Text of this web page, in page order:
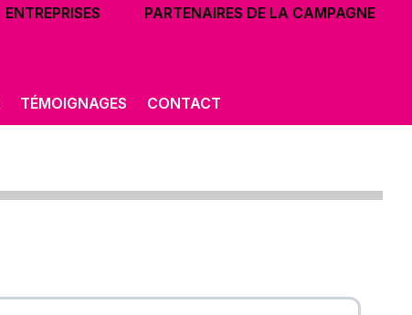
ENTREPRISES PARTENAIRES DE LA CAMPAGNE
TÉMOIGNAGES CONTACT